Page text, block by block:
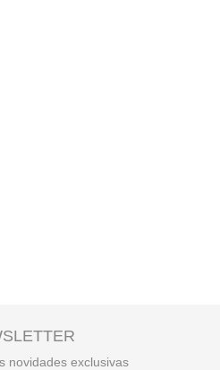
novidades exclusivas